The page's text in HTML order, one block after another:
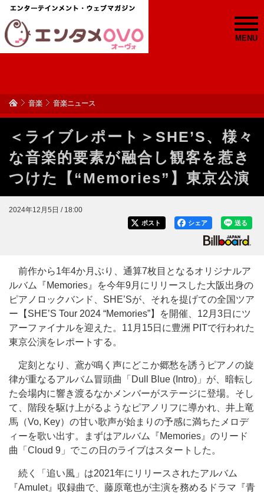
MENU
音楽 音楽ニュース
＜ライブレポート＞SHE’S、様々
な音楽的要素が融合し観客を惹き
つけた【“Memories”】東京公演
2024年12月5日 / 18:00
送る
シェア
ポスト
前作から1年4か月ぶり、通算7枚目となるオリジナルア
ルバム『Memories』を今年9月にリリースした大阪出身の
ピアノロックバンド、SHE’Sが、それを提げての全国ツア
ー【SHE’S Tour 2024 “Memories”】を開催、12月3日にツ
アーファイナルを迎えた。 11月15日に豊洲 PITで行われた
東京公演をレポートする。
定刻となり、鳶が鳴く声にどこか郷愁を誘うピアノの旋
律が重なるアルバム冒頭曲「Dull Blue (Intro)」が、暗転し
た会場内に響き渡るなかメンバーがステージに登場。そし
て、階段を駆け上がるようなピアノリフに導かれ、井上竜
馬（Vo, Key）の甘い歌声が始まりの予感に満ちたメロデ
ィーを歌い出す。まずはアルバム『Memories』のリード
曲「Cloud 9」でこの日のライブはスタートした。
続く「追い風」は2021年にリリースされたアルバム
『Amulet』収録曲で、藤原竜也が主演を務めるドラマ『青